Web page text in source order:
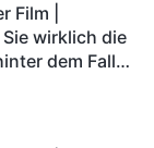
Film |
wirklich die
dem Fall